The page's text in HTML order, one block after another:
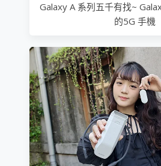
Galaxy A 系列五千有找~
的5G 手機